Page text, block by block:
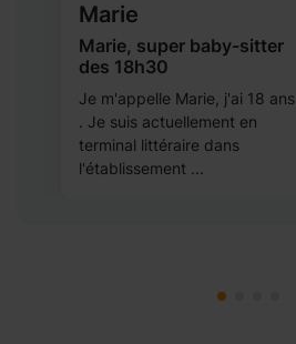
Marie
Marie, super baby-sitter
des 18h30
Je m'appelle Marie, j'ai 18 ans
. Je suis actuellement en
terminal littéraire dans
l'établissement ...